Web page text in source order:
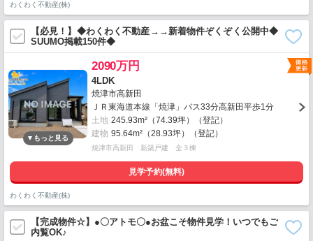
わくわく不動産(株)
【必見！】◆わくわく不動産→→新着物件ぞくぞく公開中◆
SUUMO掲載150件◆
2090万円
4LDK
焼津市高新田
ＪＲ東海道本線「焼津」バス33分高新田平歩1分
土地 245.93m²（74.39坪）（登記）
建物 95.64m²（28.93坪）（登記）
焼津市高新田 新築戸建 全３棟
見学予約(無料)
わくわく不動産(株)
【完成物件☆】●〇アトモ〇●お盆こそ物件見学！いつでもご
内覧OK♪